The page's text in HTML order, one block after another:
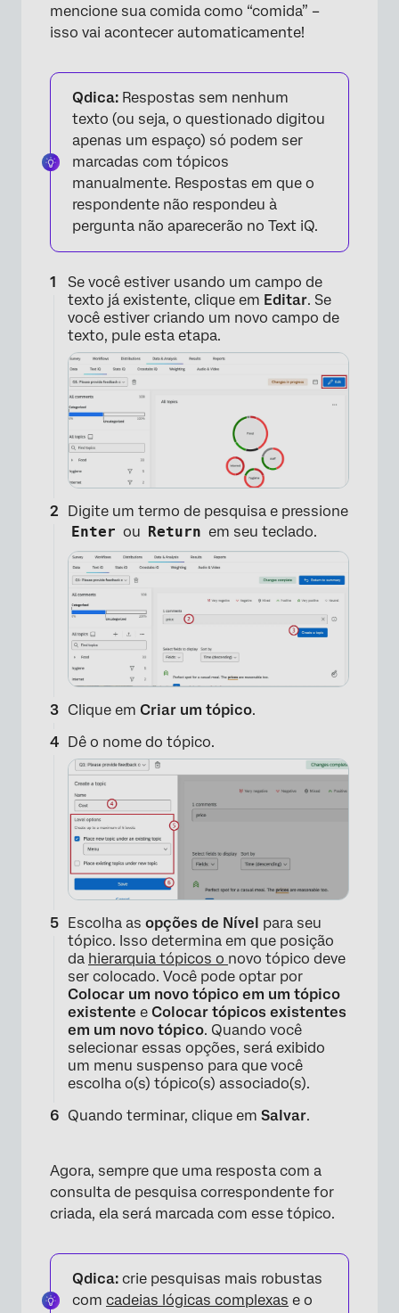
mencione sua comida como “comida” –
isso vai acontecer automaticamente!
Qdica: Respostas sem nenhum
texto (ou seja, o questionado digitou
apenas um espaço) só podem ser
marcadas com tópicos
manualmente. Respostas em que o
respondente não respondeu à
pergunta não aparecerão no Text iQ.
Se você estiver usando um campo de
texto já existente, clique em Editar. Se
você estiver criando um novo campo de
texto, pule esta etapa.
Digite um termo de pesquisa e pressione
Enter ou Return em seu teclado.
Clique em Criar um tópico.
Dê o nome do tópico.
Escolha as opções de Nível para seu
tópico. Isso determina em que posição
da hierarquia tópicos o novo tópico deve
ser colocado. Você pode optar por
Colocar um novo tópico em um tópico
existente e Colocar tópicos existentes
em um novo tópico. Quando você
selecionar essas opções, será exibido
um menu suspenso para que você
escolha o(s) tópico(s) associado(s).
Quando terminar, clique em Salvar.
Agora, sempre que uma resposta com a
consulta de pesquisa correspondente for
criada, ela será marcada com esse tópico.
Qdica: crie pesquisas mais robustas
com cadeias lógicas complexas e o